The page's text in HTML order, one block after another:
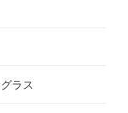
ラス